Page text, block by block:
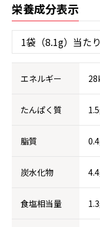
栄養成分表示
エネルギー
たんぱく質
脂質
炭水化物
食塩相当量